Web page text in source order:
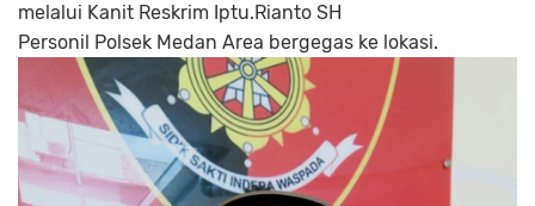
melalui Kanit Reskrim Iptu.Rianto SH
Personil Polsek Medan Area bergegas ke lokasi.